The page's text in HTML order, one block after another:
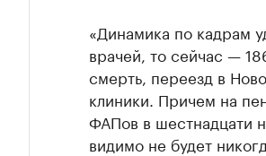
«Динамика по кадрам
врачей, то сейчас —
смерть, переезд в
клиники. Причем на
ФАПов в шестнадцати
видимо не будет